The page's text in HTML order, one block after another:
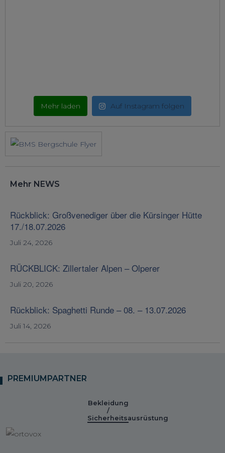
Mehr laden Auf Instagram folgen
Mehr NEWS
Rückblick: Großvenediger über die Kürsinger Hütte
17./18.07.2026
Juli 24, 2026
RÜCKBLICK: Zillertaler Alpen – Olperer
Juli 20, 2026
Rückblick: Spaghetti Runde – 08. – 13.07.2026
Juli 14, 2026
PREMIUMPARTNER
Bekleidung
/
Sicherheitsausrüstung